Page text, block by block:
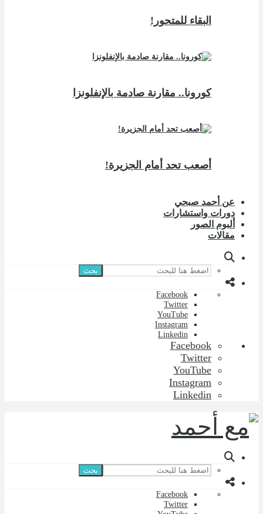
البقاء للمتحور!
كورونا.. مقارنة صادمة بالإنفلونزا
أصعب تحد أمام الجزيرة!
عن أحمد صبحي
دورات واستشارات
ألبوم الصور
مقالات
بحث
Facebook
Twitter
YouTube
Instagram
Linkedin
Facebook
Twitter
YouTube
Instagram
Linkedin
بحث
Facebook
Twitter